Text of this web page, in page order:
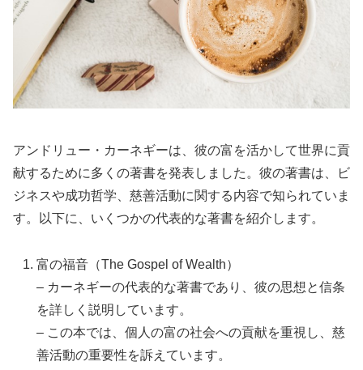
アンドリュー・カーネギーは、彼の富を活かして世界に貢
献するために多くの著書を発表しました。彼の著書は、ビ
ジネスや成功哲学、慈善活動に関する内容で知られていま
す。以下に、いくつかの代表的な著書を紹介します。
富の福音（The Gospel of Wealth）
– カーネギーの代表的な著書であり、彼の思想と信条
を詳しく説明しています。
– この本では、個人の富の社会への貢献を重視し、慈
善活動の重要性を訴えています。